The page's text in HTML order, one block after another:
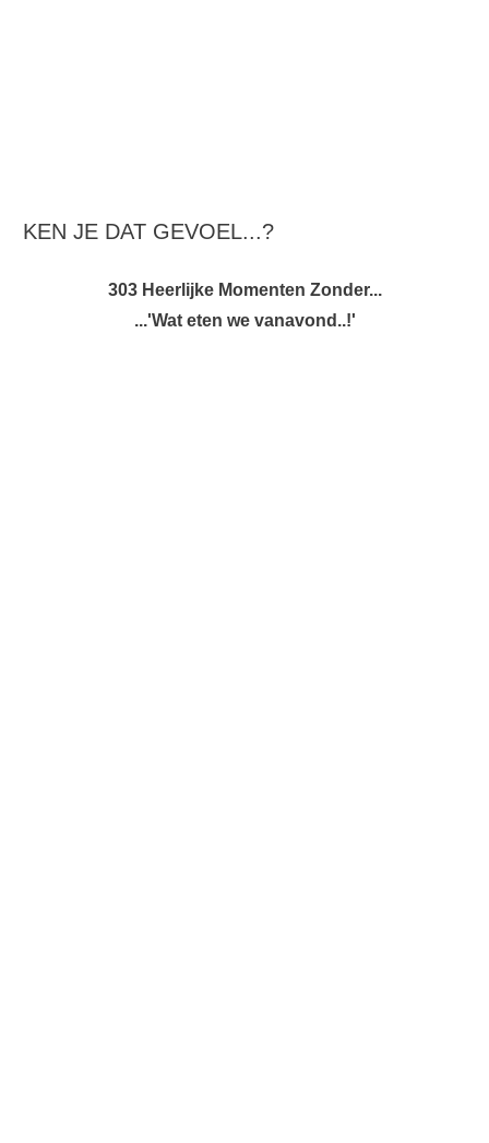
KEN JE DAT GEVOEL...?
303 Heerlijke Momenten Zonder...
...'Wat eten we vanavond..!'